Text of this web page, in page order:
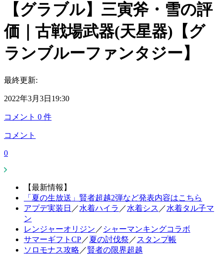
【グラブル】三寅斧・雪の評
価｜古戦場武器(天星器)【グ
ランブルーファンタジー】
最終更新:
2022年3月3日19:30
コメント 0 件
コメント
0
【最新情報】
「夏の生放送」賢者超越2弾など発表内容はこちら
アプデ実装日 ／水着ハイラ ／水着シス ／水着タル子マ
ン
レンジャーオリジン ／ シャーマンキングコラボ
サマーギフトCP／夏の討伐祭 ／ スタンプ帳
ソロモナス攻略 ／賢者の限界超越